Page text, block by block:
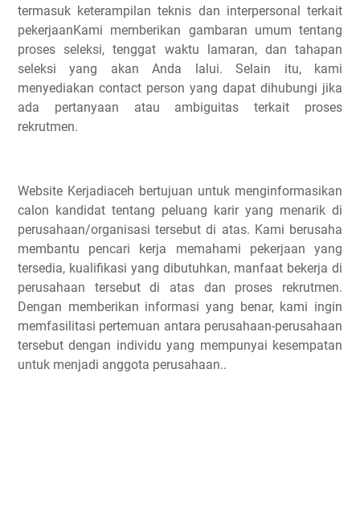
termasuk keterampilan teknis dan interpersonal terkait
pekerjaanKami memberikan gambaran umum tentang
proses seleksi, tenggat waktu lamaran, dan tahapan
seleksi yang akan Anda lalui. Selain itu, kami
menyediakan contact person yang dapat dihubungi jika
ada pertanyaan atau ambiguitas terkait proses
rekrutmen.
Website Kerjadiaceh bertujuan untuk menginformasikan
calon kandidat tentang peluang karir yang menarik di
perusahaan/organisasi tersebut di atas. Kami berusaha
membantu pencari kerja memahami pekerjaan yang
tersedia, kualifikasi yang dibutuhkan, manfaat bekerja di
perusahaan tersebut di atas dan proses rekrutmen.
Dengan memberikan informasi yang benar, kami ingin
memfasilitasi pertemuan antara perusahaan-perusahaan
tersebut dengan individu yang mempunyai kesempatan
untuk menjadi anggota perusahaan..